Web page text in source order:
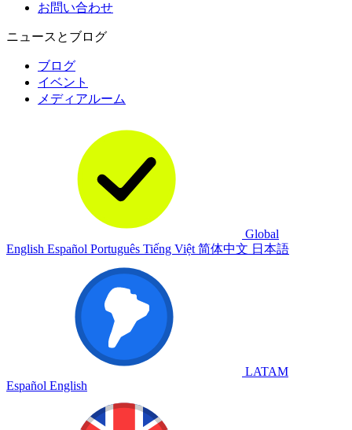
お問い合わせ
ニュースとブログ
ブログ
イベント
メディアルーム
Global
English Español Português Tiếng Việt 简体中文 日本語
LATAM
Español English